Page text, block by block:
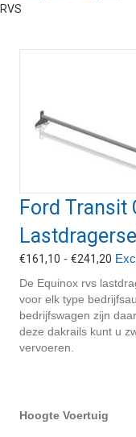
RVS
Ford Transit
€161,10 - €241,20
tot
De Equinox rvs
voor elk type
bedrijfswagen zijn
deze dakrails kunt u
vervoeren.
Hoogte Voertuig